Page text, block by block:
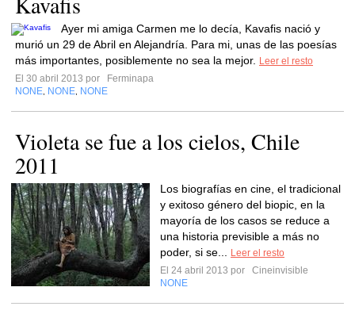
Ayer mi amiga Carmen me lo decía, Kavafis nació y
murió un 29 de Abril en Alejandría. Para mi, unas de las poesías
más importantes, posiblemente no sea la mejor.
Leer el resto
El 30 abril 2013 por
Ferminapa
NONE NONE NONE
Violeta se fue a los cielos, Chile
2011
Los biografías en cine, el tradicional
y exitoso género del biopic, en la
mayoría de los casos se reduce a
una historia previsible a más no
poder, si se...
Leer el resto
El 24 abril 2013 por
Cineinvisible
NONE